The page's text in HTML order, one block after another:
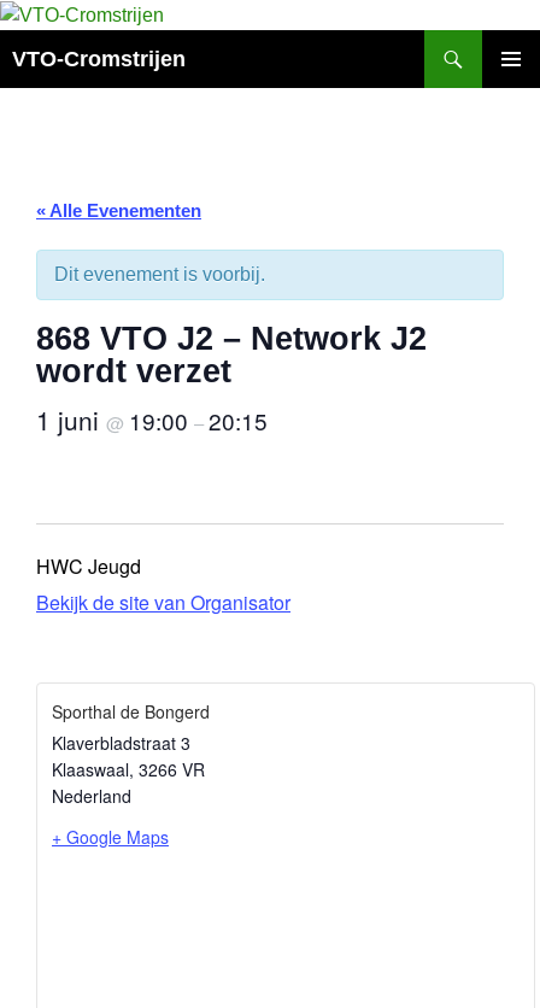
Ga
deVTO-Cromstrijen
« Alle Evenementen
Dit evenement is voorbij.
868 VTO J2 – Network J2
wordt verzet
1 juni @ 19:00 –20:15
HWC Jeugd
Bekijk de site van Organisator
Sporthal de Bongerd
Klaverbladstraat 3
Klaaswaal, 3266 VR
Nederland
+ Google Maps